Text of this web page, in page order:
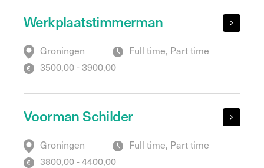
Werkplaatstimmerman
Groningen
Full time, Part time
3500,00 - 3900,00
Voorman Schilder
Groningen
Full time, Part time
3800,00 - 4400,00